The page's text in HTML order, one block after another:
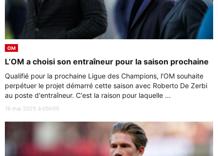
OM
L’OM a choisi son entraîneur pour la saison prochaine
Qualifié pour la prochaine Ligue des Champions, l'OM souhaite
perpétuer le projet démarré cette saison avec Roberto De Zerbi
au poste d'entraîneur. C'est la raison pour laquelle ...
19 mai 2025 à 05h00